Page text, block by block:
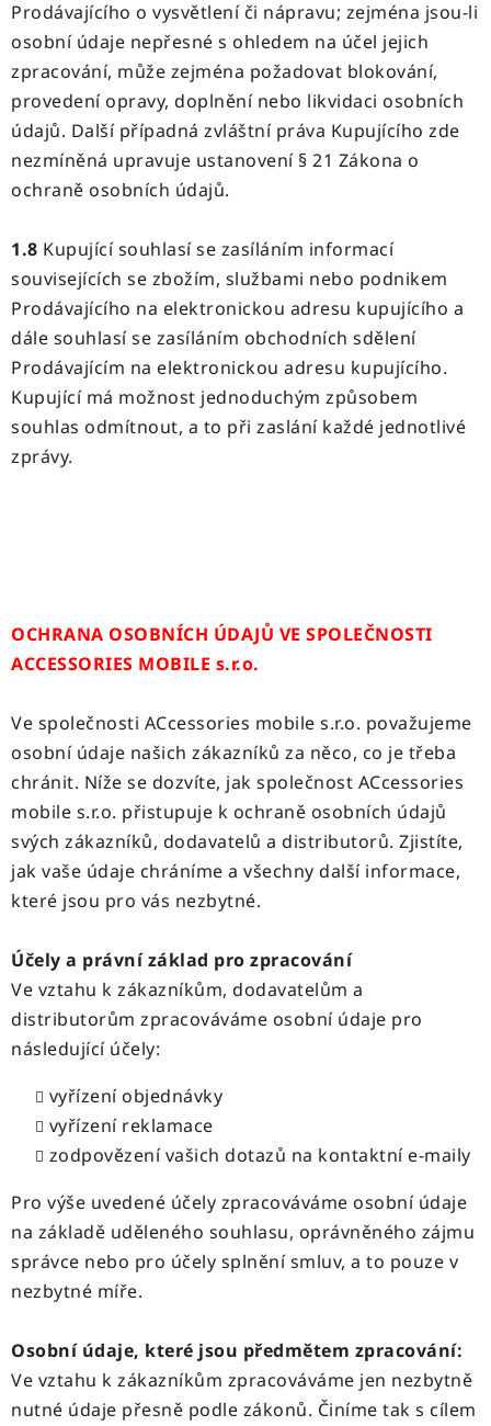
Prodávajícího o vysvětlení či nápravu; zejména jsou-li
osobní údaje nepřesné s ohledem na účel jejich
zpracování, může zejména požadovat blokování,
provedení opravy, doplnění nebo likvidaci osobních
údajů. Další případná zvláštní práva Kupujícího zde
nezmíněná upravuje ustanovení § 21 Zákona o
ochraně osobních údajů.
1.8 Kupující souhlasí se zasíláním informací
souvisejících se zbožím, službami nebo podnikem
Prodávajícího na elektronickou adresu kupujícího a
dále souhlasí se zasíláním obchodních sdělení
Prodávajícím na elektronickou adresu kupujícího.
Kupující má možnost jednoduchým způsobem
souhlas odmítnout, a to při zaslání každé jednotlivé
zprávy.
OCHRANA OSOBNÍCH ÚDAJŮ VE SPOLEČNOSTI
ACCESSORIES MOBILE s.r.o.
Ve společnosti ACcessories mobile s.r.o. považujeme
osobní údaje našich zákazníků za něco, co je třeba
chránit. Níže se dozvíte, jak společnost ACcessories
mobile s.r.o. přistupuje k ochraně osobních údajů
svých zákazníků, dodavatelů a distributorů. Zjistíte,
jak vaše údaje chráníme a všechny další informace,
které jsou pro vás nezbytné.
Účely a právní základ pro zpracování
Ve vztahu k zákazníkům, dodavatelům a
distributorům zpracováváme osobní údaje pro
následující účely:
vyřízení objednávky
vyřízení reklamace
zodpovězení vašich dotazů na kontaktní e-maily
Pro výše uvedené účely zpracováváme osobní údaje
na základě uděleného souhlasu, oprávněného zájmu
správce nebo pro účely splnění smluv, a to pouze v
nezbytné míře.
Osobní údaje, které jsou předmětem zpracování:
Ve vztahu k zákazníkům zpracováváme jen nezbytně
nutné údaje přesně podle zákonů. Činíme tak s cílem